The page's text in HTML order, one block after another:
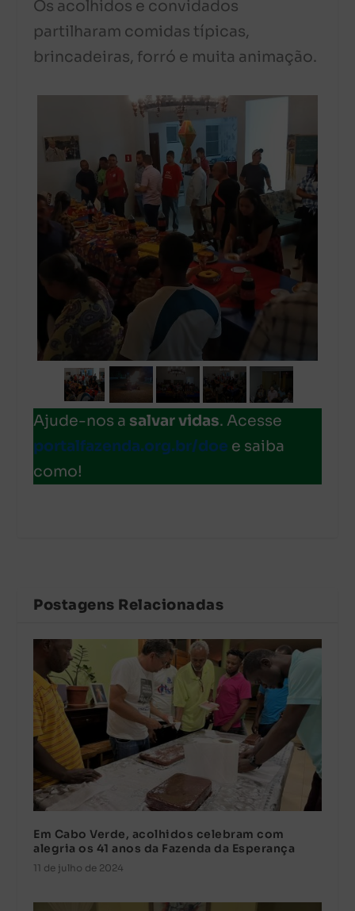
Os acolhidos e convidados
partilharam comidas típicas,
brincadeiras, forró e muita animação.
Ajude-nos asalvar vidas. Acesse
portalfazenda.org.br/doe e saiba
como!
Postagens Relacionadas
Em Cabo Verde, acolhidos celebram com
alegria os 41 anos da Fazenda da Esperança
11 de julho de 2024